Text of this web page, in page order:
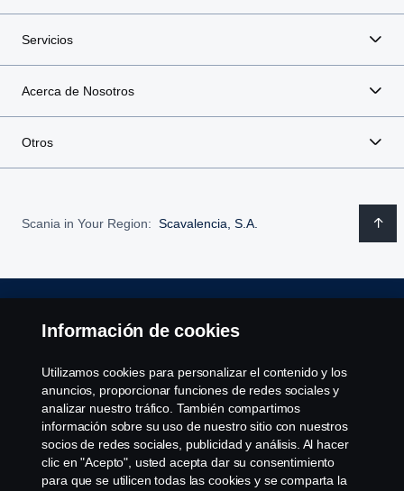
Servicios
Acerca de Nosotros
Otros
Scania in Your Region: Scavalencia, S.A.
Aviso Legal
Declaración de Privacidad
Política de cookies
Cookie settings
Información de cookies
Utilizamos cookies para personalizar el contenido y los
anuncios, proporcionar funciones de redes sociales y
analizar nuestro tráfico. También compartimos
información sobre su uso de nuestro sitio con nuestros
socios de redes sociales, publicidad y análisis. Al hacer
clic en "Acepto", usted acepta dar su consentimiento
para que se utilicen todas las cookies y se comparta la